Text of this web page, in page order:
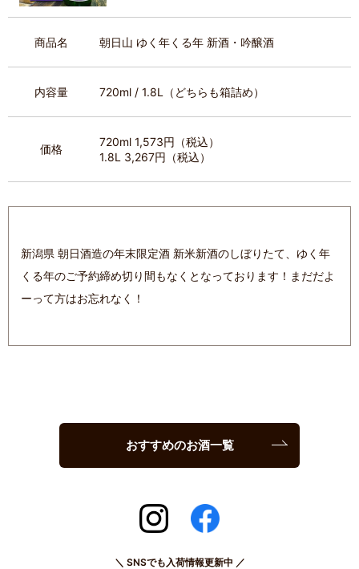
商品名 朝日山 ゆく年くる年 新酒・吟醸酒
内容量 720ml / 1.8L（どちらも箱詰め）
価格
720ml 1,573円（税込）
1.8L 3,267円（税込）
新潟県 朝日酒造の年末限定酒 新米新酒のしぼりたて、ゆく年
くる年のご予約締め切り間もなくとなっております！まだだよ
ーって方はお忘れなく！
おすすめのお酒一覧
＼ SNSでも入荷情報更新中 ／